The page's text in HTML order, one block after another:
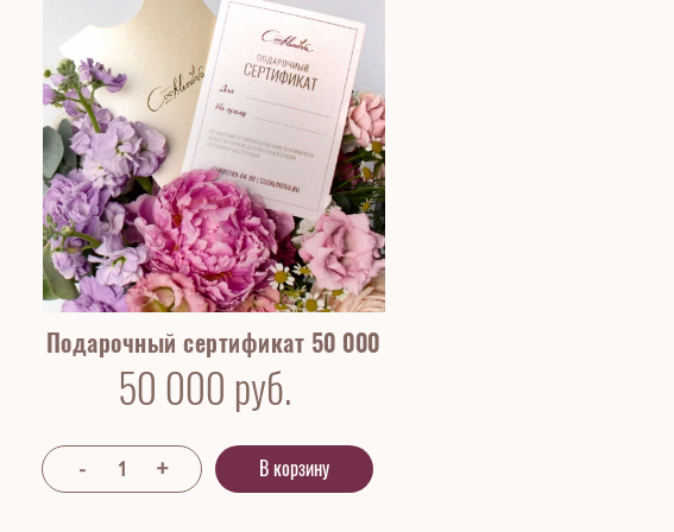
Подарочный сертификат 50 000
50 000 руб.
В корзину